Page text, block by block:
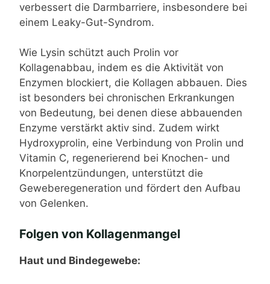
verbessert die Darmbarriere, insbesondere bei
einem Leaky-Gut-Syndrom.
Wie Lysin schützt auch Prolin vor
Kollagenabbau, indem es die Aktivität von
Enzymen blockiert, die Kollagen abbauen. Dies
ist besonders bei chronischen Erkrankungen
von Bedeutung, bei denen diese abbauenden
Enzyme verstärkt aktiv sind. Zudem wirkt
Hydroxyprolin, eine Verbindung von Prolin und
Vitamin C, regenerierend bei Knochen- und
Knorpelentzündungen, unterstützt die
Geweberegeneration und fördert den Aufbau
von Gelenken.
Folgen von Kollagenmangel
Haut und Bindegewebe: